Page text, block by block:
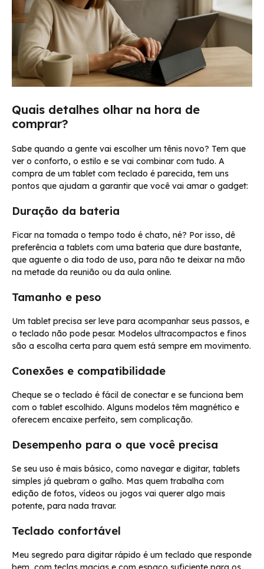
Quais detalhes olhar na hora de
comprar?
Sabe quando a gente vai escolher um tênis novo? Tem que
ver o conforto, o estilo e se vai combinar com tudo. A
compra de um tablet com teclado é parecida, tem uns
pontos que ajudam a garantir que você vai amar o gadget:
Duração da bateria
Ficar na tomada o tempo todo é chato, né? Por isso, dê
preferência a tablets com uma bateria que dure bastante,
que aguente o dia todo de uso, para não te deixar na mão
na metade da reunião ou da aula online.
Tamanho e peso
Um tablet precisa ser leve para acompanhar seus passos, e
o teclado não pode pesar. Modelos ultracompactos e finos
são a escolha certa para quem está sempre em movimento.
Conexões e compatibilidade
Cheque se o teclado é fácil de conectar e se funciona bem
com o tablet escolhido. Alguns modelos têm magnético e
oferecem encaixe perfeito, sem complicação.
Desempenho para o que você precisa
Se seu uso é mais básico, como navegar e digitar, tablets
simples já quebram o galho. Mas quem trabalha com
edição de fotos, vídeos ou jogos vai querer algo mais
potente, para nada travar.
Teclado confortável
Meu segredo para digitar rápido é um teclado que responde